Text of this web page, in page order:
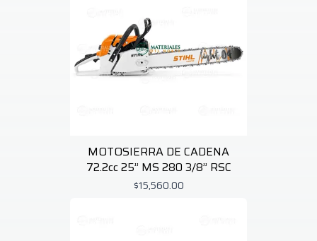
MOTOSIERRA DE CADENA
72.2cc 25” MS 280 3/8” RSC
$15,560.00